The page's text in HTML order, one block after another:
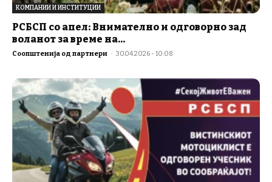
КОМПАНИИ И ИНСТИТУЦИИ
РСБСП со апел: Внимателно и одговорно зад
воланот за време на...
Соопштенија од партнери - 30.04.2026 - 10:08